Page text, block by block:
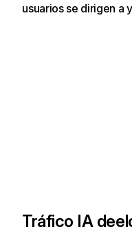
usuarios se dirigen a
Tráfico IA de